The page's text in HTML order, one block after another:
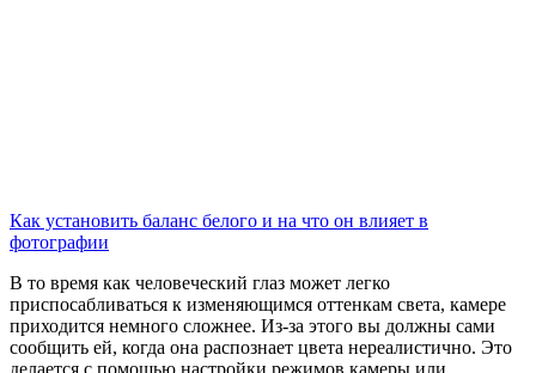
Как установить баланс белого и на что он влияет в
фотографии
В то время как человеческий глаз может легко
приспосабливаться к изменяющимся оттенкам света, камере
приходится немного сложнее. Из-за этого вы должны сами
сообщить ей, когда она распознает цвета нереалистично. Это
делается с помощью настройки режимов камеры или